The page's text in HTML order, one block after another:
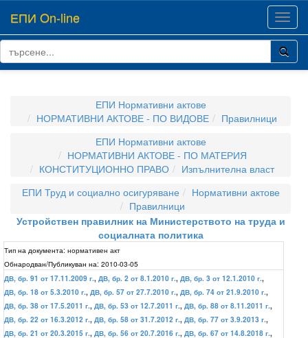
ЕПИ On-line
ЕПИ Нормативни актове
НОРМАТИВНИ АКТОВЕ - ПО ВИДОВЕ
Правилници
ЕПИ Нормативни актове
НОРМАТИВНИ АКТОВЕ - ПО МАТЕРИЯ
КОНСТИТУЦИОННО ПРАВО
Изпълнителна власт
ЕПИ Труд и социално осигуряване
Нормативни актове
Правилници
Устройствен правилник на Министерството на труда и
социалната политика
Тип на документа: нормативен акт
Обнародван/Публикуван на: 2010-03-05
ДВ, бр. 91 от 17.11.2009 г., ДВ, бр. 2 от 8.1.2010 г., ДВ, бр. 3 от 12.1.2010 г.,
ДВ, бр. 18 от 5.3.2010 г., ДВ, бр. 57 от 27.7.2010 г., ДВ, бр. 74 от 21.9.2010 г.,
ДВ, бр. 38 от 17.5.2011 г., ДВ, бр. 53 от 12.7.2011 г., ДВ, бр. 88 от 8.11.2011 г.,
ДВ, бр. 22 от 16.3.2012 г., ДВ, бр. 58 от 31.7.2012 г., ДВ, бр. 77 от 3.9.2013 г.,
ДВ, бр. 21 от 20.3.2015 г., ДВ, бр. 56 от 20.7.2016 г., ДВ, бр. 67 от 14.8.2018 г.,